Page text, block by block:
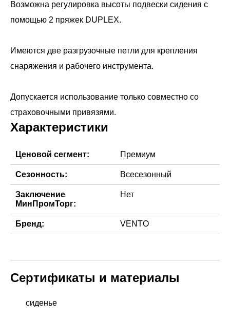
Возможна регулировка высоты подвески сидения с
помощью 2 пряжек DUPLEX.
Имеются две разгрузочные петли для крепления
снаряжения и рабочего инструмента.
Допускается использование только совместно со
Характеристики
Ценовой сегмент: Премиум
Сезонность: Всесезонный
Заключение
МинПромТорг:
Нет
Бренд: VENTO
Сертификаты и материалы
сиденье